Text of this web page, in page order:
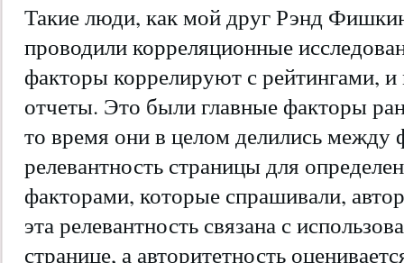
Такие люди, как мой друг Рэнд
проводили корреляционные
факторы коррелируют с рейтингами,
отчеты. Это были главные факторы
то время они в целом делились
релевантность страницы для
факторами, которые спрашивали,
эта релевантность связана с
странице, а авторитетность